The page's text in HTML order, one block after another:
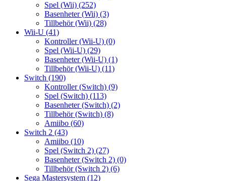
Spel (Wii) (252)
Basenheter (Wii) (3)
Tillbehör (Wii) (28)
Wii-U (41)
Kontroller (Wii-U) (0)
Spel (Wii-U) (29)
Basenheter (Wii-U) (1)
Tillbehör (Wii-U) (11)
Switch (190)
Kontroller (Switch) (9)
Spel (Switch) (113)
Basenheter (Switch) (2)
Tillbehör (Switch) (8)
Amiibo (60)
Switch 2 (43)
Amiibo (10)
Spel (Switch 2) (27)
Basenheter (Switch 2) (0)
Tillbehör (Switch 2) (6)
Sega Mastersystem (12)